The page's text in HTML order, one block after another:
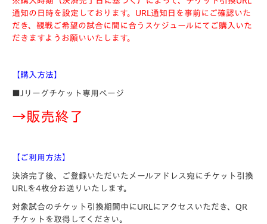
通知の日時を設定しております。URL通知日を事前にご確認いた
だき、観戦ご希望の試合に間に合うスケジュールにてご購入いた
だきますようお願いいたします。
【購入方法】
■Jリーグチケット専用ページ
→販売終了
【ご利用方法】
決済完了後、ご登録いただいたメールアドレス宛にチケット引換
URLを4枚分お送りいたします。
対象試合のチケット引換期間中にURLにアクセスいただき、QR
チケットを取得してください。